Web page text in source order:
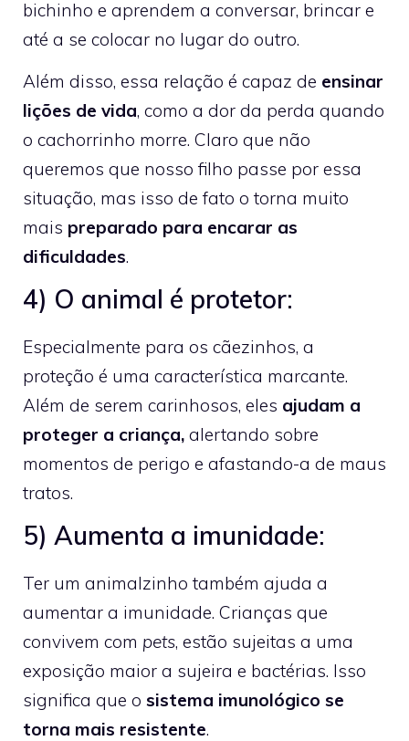
bichinho e aprendem a conversar, brincar e
até a se colocar no lugar do outro.
Além disso, essa relação é capaz de ensinar
lições de vida, como a dor da perda quando
o cachorrinho morre. Claro que não
queremos que nosso filho passe por essa
situação, mas isso de fato o torna muito
mais preparado para encarar as
dificuldades.
4) O animal é protetor:
Especialmente para os cãezinhos, a
proteção é uma característica marcante.
Além de serem carinhosos, eles ajudam a
proteger a criança, alertando sobre
momentos de perigo e afastando-a de maus
tratos.
5) Aumenta a imunidade:
Ter um animalzinho também ajuda a
aumentar a imunidade. Crianças que
convivem com pets, estão sujeitas a uma
exposição maior a sujeira e bactérias. Isso
significa que o sistema imunológico se
torna mais resistente.